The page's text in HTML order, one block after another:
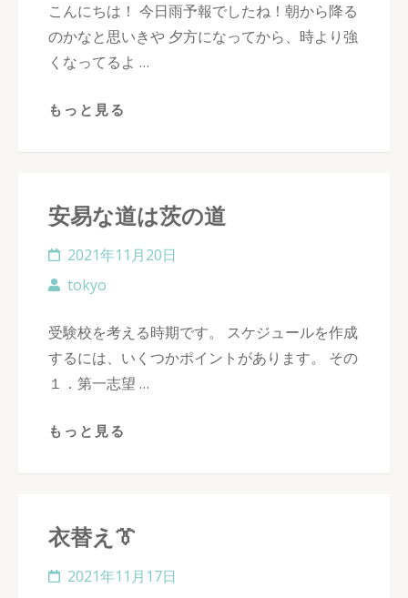
こんにちは！ 今日雨予報でしたね！朝から降る
のかなと思いきや 夕方になってから、時より強
くなってるよ …
もっと見る
安易な道は茨の道
2021年11月20日
tokyo
受験校を考える時期です。 スケジュールを作成
するには、いくつかポイントがあります。 その
１．第一志望 …
もっと見る
衣替え👔
2021年11月17日